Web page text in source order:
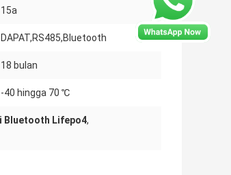
15a
DAPAT,RS485,Bluetooth
18 bulan
-40 hingga 70 ℃
Bluetooth Lifepo4,